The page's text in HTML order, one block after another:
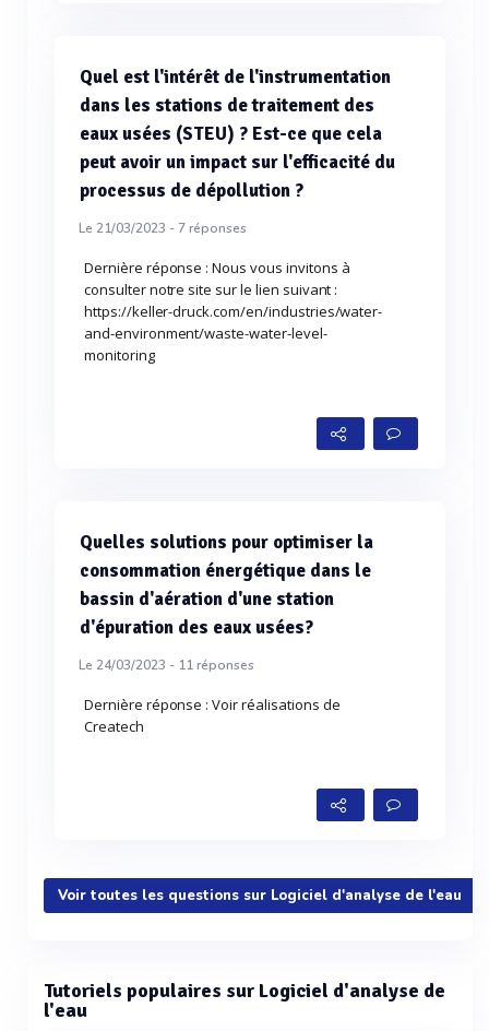
Quel est l'intérêt de l'instrumentation
dans les stations de traitement des
eaux usées (STEU) ? Est-ce que cela
peut avoir un impact sur l'efficacité du
processus de dépollution ?
Le 21/03/2023 -7réponses
Dernière réponse : Nous vous invitons à
consulter notre site sur le lien suivant :
https://keller-druck.com/en/industries/water-
and-environment/waste-water-level-
monitoring
Quelles solutions pour optimiser la
consommation énergétique dans le
bassin d'aération d'une station
d'épuration des eaux usées?
Le 24/03/2023 - 11réponses
Dernière réponse : Voir réalisations de
Createch
Voir toutes les questions sur Logiciel d'analyse de l'eau
Tutoriels populaires sur Logiciel d'analyse de
l'eau